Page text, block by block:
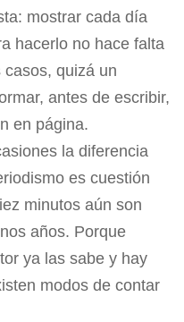
mostrar cada día
hacerlo no hace falta
quizá un
antes de escribir,
en página.
la diferencia
es cuestión
minutos aún son
años. Porque
ya las sabe y hay
modos de contar